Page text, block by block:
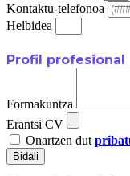
Kontaktu-telefonoa
Helbidea
Profil profesional
Formakuntza
Erantsi CV
Onartzen dut
Bidali